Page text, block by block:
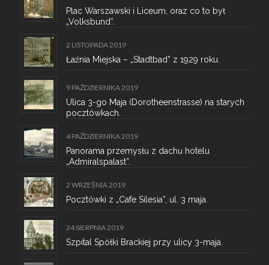
Plac Warszawski i Liceum, oraz co to był
„Volksbund”.
2 LISTOPADA 2019
Łaźnia Miejska – „Stadtbad” z 1929 roku.
9 PAŹDZIERNIKA 2019
Ulica 3-go Maja (Dorotheenstrasse) na starych
pocztówkach.
4 PAŹDZIERNIKA 2019
Panorama przemysłu z dachu hotelu
„Admiralspalast”.
2 WRZEŚNIA 2019
Pocztówki z „Cafe Silesia”, ul. 3 maja.
24 SIERPNIA 2019
Szpital Spółki Brackiej przy ulicy 3-maja.